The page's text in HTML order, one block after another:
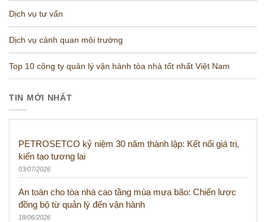
Dịch vụ tư vấn
Dịch vụ cảnh quan môi trường
Top 10 công ty quản lý vận hành tòa nhà tốt nhất Việt Nam
TIN MỚI NHẤT
PETROSETCO kỷ niệm 30 năm thành lập: Kết nối giá trị,
kiến tạo tương lai
03/07/2026
An toàn cho tòa nhà cao tầng mùa mưa bão: Chiến lược
đồng bộ từ quản lý đến vận hành
18/06/2026